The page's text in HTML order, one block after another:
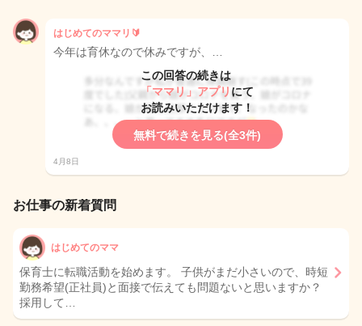
はじめてのママリ🔰
今年は育休なので休みですが、…
この回答の続きは
「ママリ」アプリ にて
お読みいただけます！
無料で続きを見る(全3件)
4月8日
お仕事の新着質問
はじめてのママ
保育士に転職活動を始めます。 子供がまだ小さいので、時短
勤務希望(正社員)と面接で伝えても問題ないと思いますか？
採用して…